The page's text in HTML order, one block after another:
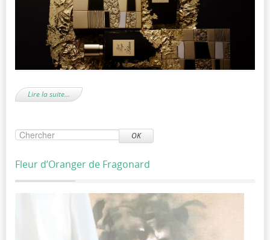
Lire la suite…
OK
Fleur d’Oranger de Fragonard